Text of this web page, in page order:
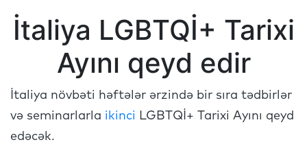
İtaliya LGBTQİ+ Tarixi
Ayını qeyd edir
İtaliya növbəti həftələr ərzində bir sıra tədbirlər
və seminarlarla ikinci LGBTQİ+ Tarixi Ayını qeyd
edəcək.